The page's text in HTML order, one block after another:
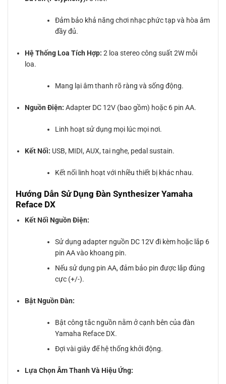
Đảm bảo khả năng chơi nhạc phức tạp và hòa âm
đầy đủ.
Hệ Thống Loa Tích Hợp: 2 loa stereo công suất 2W mỗi
loa.
Mang lại âm thanh rõ ràng và sống động.
Nguồn Điện: Adapter DC 12V (bao gồm) hoặc 6 pin AA.
Linh hoạt sử dụng mọi lúc mọi nơi.
Kết Nối: USB, MIDI, AUX, tai nghe, pedal sustain.
Kết nối linh hoạt với nhiều thiết bị khác nhau.
Hướng Dẫn Sử Dụng Đàn Synthesizer Yamaha
Reface DX
Kết Nối Nguồn Điện:
Sử dụng adapter nguồn DC 12V đi kèm hoặc lắp 6
pin AA vào khoang pin.
Nếu sử dụng pin AA, đảm bảo pin được lắp đúng
cực (+/-).
Bật Nguồn Đàn:
Bật công tắc nguồn nằm ở cạnh bên của đàn
Yamaha Reface DX.
Đợi vài giây để hệ thống khởi động.
Lựa Chọn Âm Thanh Và Hiệu Ứng: